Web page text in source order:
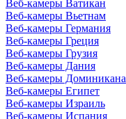
Веб-камеры Ватикан
Веб-камеры Вьетнам
Веб-камеры Германия
Веб-камеры Греция
Веб-камеры Грузия
Веб-камеры Дания
Веб-камеры Доминикана
Веб-камеры Египет
Веб-камеры Израиль
Веб-камеры Испания